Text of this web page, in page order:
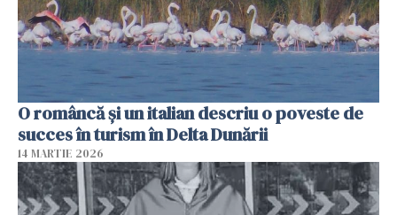
O româncă și un italian descriu o poveste de
succes în turism în Delta Dunării
14 MARTIE 2026